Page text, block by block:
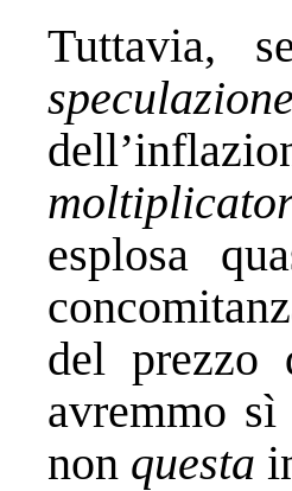
Tuttavia,
speculazione
esplosa
del prezzo
avremmo sì
non questa